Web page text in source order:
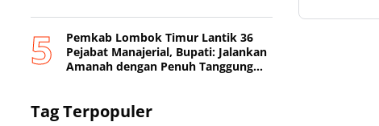
Pemkab Lombok Timur Lantik 36
Pejabat Manajerial, Bupati: Jalankan
Amanah dengan Penuh Tanggung
Tag Terpopuler